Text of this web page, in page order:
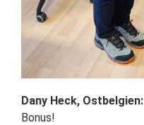
Dany Heck, Ostbelgien:
Bonus!